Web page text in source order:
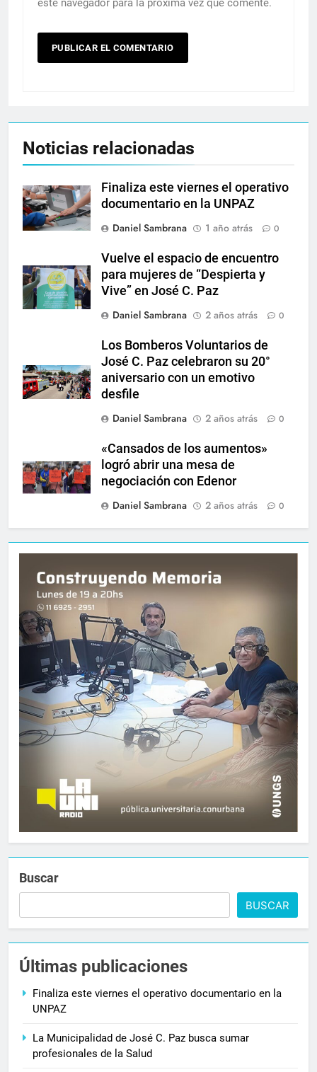
este navegador para la próxima vez que comente.
Noticias relacionadas
Finaliza este viernes el operativo
documentario en la UNPAZ
Daniel Sambrana
1 año atrás 0
Vuelve el espacio de encuentro
para mujeres de “Despierta y
Vive” en José C. Paz
Daniel Sambrana
2 años atrás 0
Los Bomberos Voluntarios de
José C. Paz celebraron su 20°
aniversario con un emotivo
desfile
Daniel Sambrana
2 años atrás 0
«Cansados de los aumentos»
logró abrir una mesa de
negociación con Edenor
Daniel Sambrana
2 años atrás 0
Buscar
BUSCAR
Últimas publicaciones
Finaliza este viernes el operativo documentario en la
UNPAZ
La Municipalidad de José C. Paz busca sumar
profesionales de la Salud